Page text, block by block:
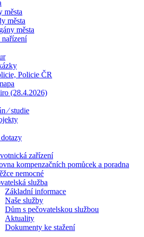
města
města
města
Policie ČR
(28.4.2026)
⁄ studie
zařízení
kompenzačních pomůcek a poradna
nemocné
služba
Základní informace
Naše služby
Dům s pečovatelskou službou
Aktuality
Dokumenty ke stažení